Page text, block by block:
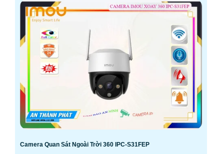
Camera Quan Sát Ngoài Trời 360 IPC-S31FEP